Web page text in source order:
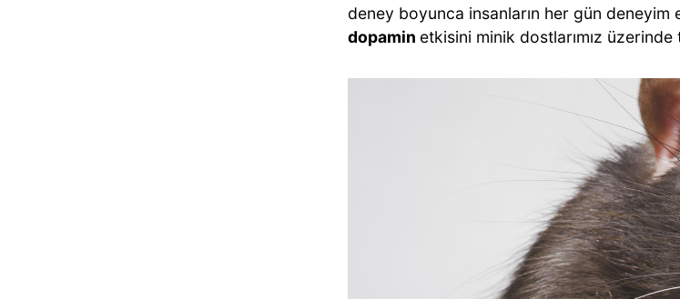
deney boyunca insanların her gün
dopamin etkisini minik dostlarımız üzerinde